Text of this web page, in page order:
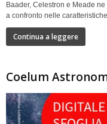
Baader, Celestron e Meade
a confronto nelle
Continua a leggere
Coelum